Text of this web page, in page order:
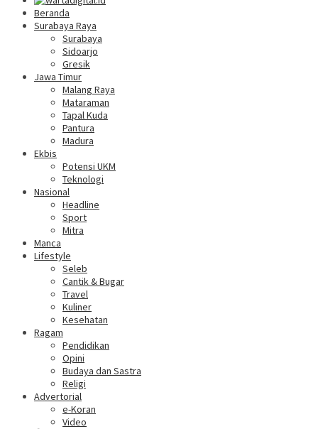
Beranda
Surabaya Raya
Surabaya
Sidoarjo
Gresik
Jawa Timur
Malang Raya
Mataraman
Tapal Kuda
Pantura
Madura
Ekbis
Potensi UKM
Teknologi
Nasional
Headline
Sport
Mitra
Manca
Lifestyle
Seleb
Cantik & Bugar
Travel
Kuliner
Kesehatan
Ragam
Pendidikan
Opini
Budaya dan Sastra
Religi
Advertorial
e-Koran
Video